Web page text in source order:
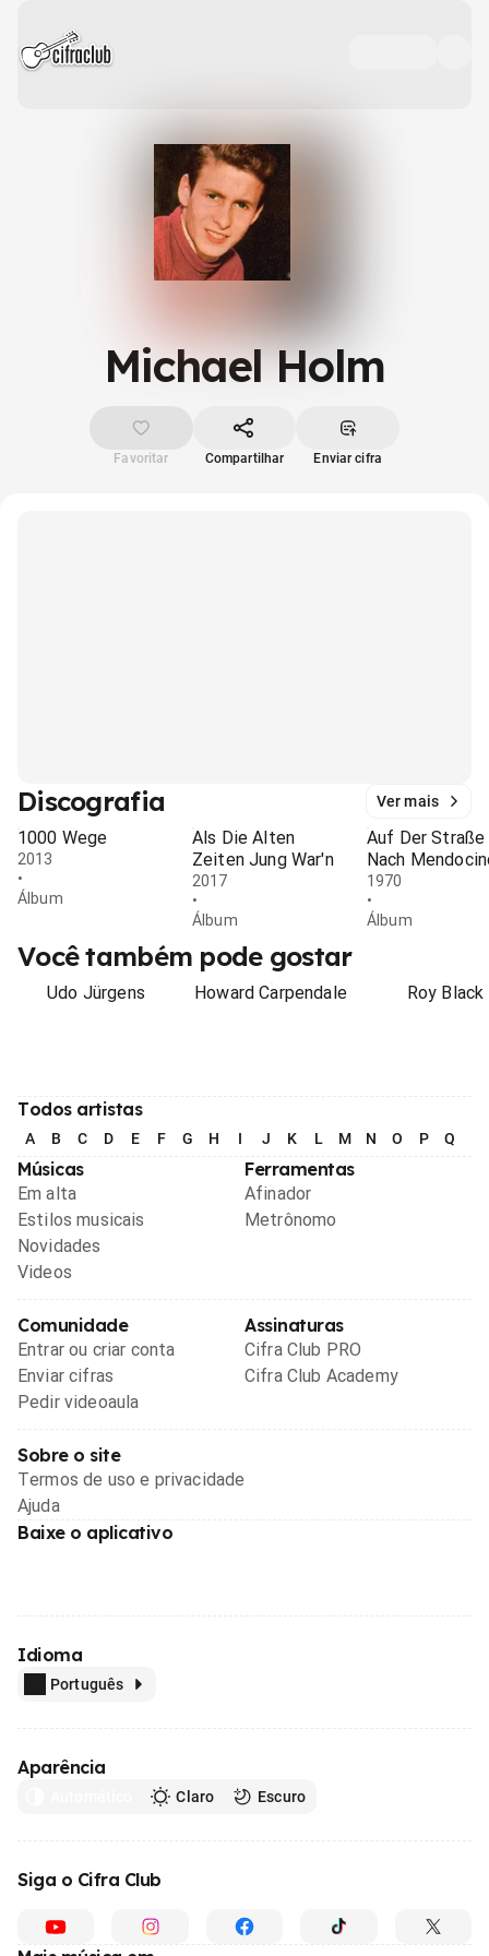
Michael Holm
Favoritar Compartilhar Enviar cifra
Discografia Ver mais
1000 Wege
2013
•
Álbum
Als Die Alten
Zeiten Jung War'n
2017
•
Álbum
Auf Der Straße
Nach
1970
•
Álbum
Você também pode gostar
Udo Jürgens Howard Carpendale Roy Black
Todos artistas
A B C D E F G H I J K L M N O P Q
Músicas
Em alta
Estilos musicais
Novidades
Videos
Ferramentas
Afinador
Metrônomo
Comunidade
Entrar ou criar conta
Enviar cifras
Pedir videoaula
Assinaturas
Cifra Club PRO
Cifra Club Academy
Sobre o site
Termos de uso e privacidade
Ajuda
Baixe o aplicativo
Idioma
Português
Aparência
Claro Escuro
Siga o Cifra Club